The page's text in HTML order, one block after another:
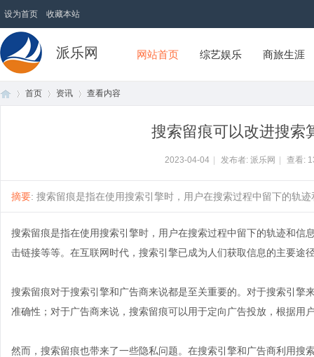
设为首页 收藏本站
派乐网 网站首页 综艺娱乐 商旅生涯
首页 资讯 查看内容
搜索留痕可以改进搜索
2023-04-04 发布者: 派乐网 查看:
摘要: 搜索留痕是指在使用搜索引擎时，用户在搜索过程中留下的轨
搜索留痕是指在使用搜索引擎时，用户在搜索过程中留下的轨迹和信
击链接等等。在互联网时代，搜索引擎已成为人们获取信息的主要途
搜索留痕对于搜索引擎和广告商来说都是至关重要的。对于搜索引擎
准确性；对于广告商来说，搜索留痕可以用于定向广告投放，根据用
然而，搜索留痕也带来了一些隐私问题。在搜索引擎和广告商利用搜